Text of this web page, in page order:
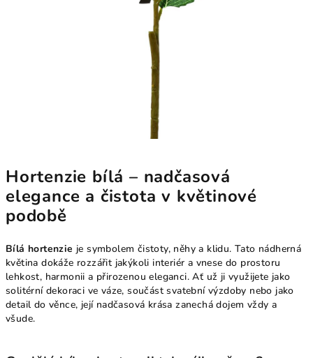
Hortenzie bílá – nadčasová
elegance a čistota v květinové
podobě
Bílá hortenzie je symbolem čistoty, něhy a klidu. Tato nádherná
květina dokáže rozzářit jakýkoli interiér a vnese do prostoru
lehkost, harmonii a přirozenou eleganci. Ať už ji využijete jako
solitérní dekoraci ve váze, součást svatební výzdoby nebo jako
detail do věnce, její nadčasová krása zanechá dojem vždy a
všude.